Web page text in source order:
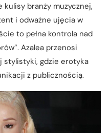
kulisy branży muzycznej,
i odważne ujęcia w
to pełna kontrola nad
Azalea przenosi
stylistyki, gdzie erotyka
z publicznością.